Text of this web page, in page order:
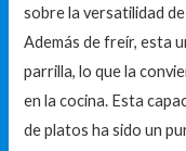
sobre la versatilidad
Además de freír, esta
parrilla, lo que la
en la cocina. Esta
de platos ha sido un